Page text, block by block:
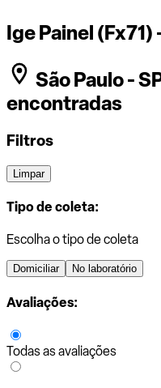
Ige Painel
São Paulo -
encontradas
Filtros
Limpar
Tipo de coleta:
Escolha o tipo de coleta
Domiciliar No laboratório
Avaliações:
Todas as avaliações